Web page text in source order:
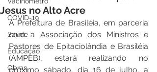
COVID-19
Saúde
Educação
Obras
Jesus no Alto Acre
A Prefeitura de Brasiléia, em parceria
com a Associação dos Ministros e
Pastores de Epitaciolândia e Brasiléia
(AMPEB), estará realizando no
próximo sábado, dia 16 de julho, a